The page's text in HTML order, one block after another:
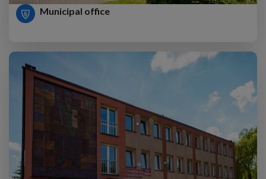
Municipal office